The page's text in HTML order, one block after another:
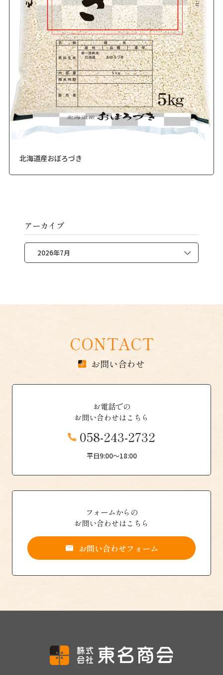
北海道産おぼろづき
アーカイブ
CONTACT
お問い合わせ
お電話での
お問い合わせはこちら
058-243-2732
平日9:00〜18:00
フォームからの
お問い合わせはこちら
お問い合わせフォーム